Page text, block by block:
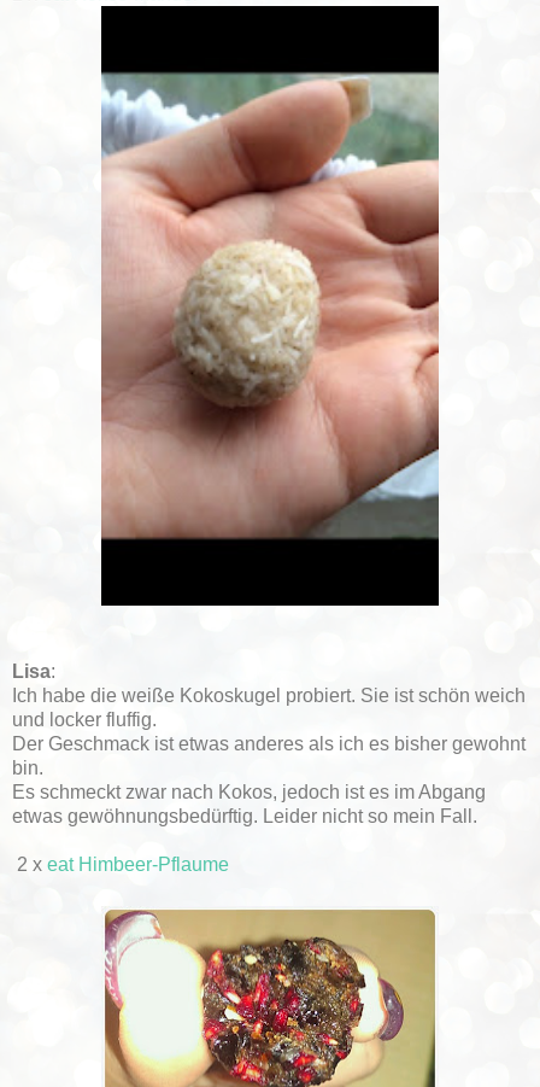
Lisa:
Ich habe die weiße Kokoskugel probiert. Sie ist schön weich
und locker fluffig.
Der Geschmack ist etwas anderes als ich es bisher gewohnt
bin.
Es schmeckt zwar nach Kokos, jedoch ist es im Abgang
etwas gewöhnungsbedürftig. Leider nicht so mein Fall.
2 x eat Himbeer-Pflaume